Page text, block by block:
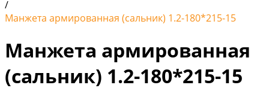
/
Манжета армированная (сальник) 1.2-180*215-15
Манжета армированная
(сальник) 1.2-180*215-15